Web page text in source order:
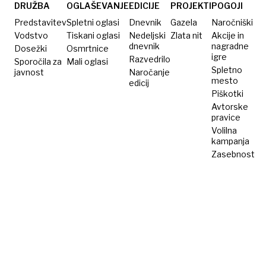
in
spremenjen
prometni
režim
DRUŽBA
Predstavitev
Vodstvo
Dosežki
Sporočila za
javnost
OGLAŠEVANJE
Spletni oglasi
Tiskani oglasi
Osmrtnice
Mali oglasi
EDICIJE
Dnevnik
Nedeljski
dnevnik
Razvedrilo
Naročanje
edicij
PROJEKTI
Gazela
Zlata nit
POGOJI
Naročniški
Akcije in
nagradne
igre
Spletno
mesto
Piškotki
Avtorske
pravice
Volilna
kampanja
Zasebnost